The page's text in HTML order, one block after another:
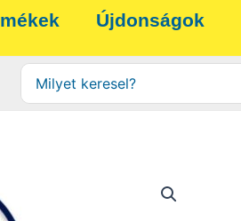
Újdonságok
Search
for: